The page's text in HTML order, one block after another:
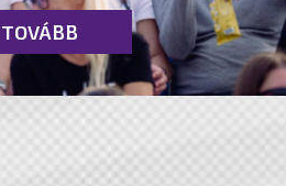
TOVÁBB